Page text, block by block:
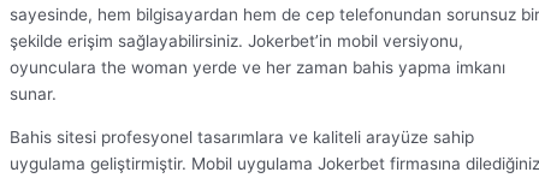
sayesinde, hem bilgisayardan hem de cep telefonundan sorunsuz bir
şekilde erişim sağlayabilirsiniz. Jokerbet’in mobil versiyonu,
oyunculara the woman yerde ve her zaman bahis yapma imkanı
sunar.
Bahis sitesi profesyonel tasarımlara ve kaliteli arayüze sahip
uygulama geliştirmiştir. Mobil uygulama Jokerbet firmasına dilediğiniz